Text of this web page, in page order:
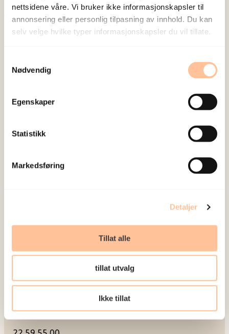
nettsidene våre. Vi bruker ikke informasjonskapsler til
annonsering eller personlig tilpasning av innhold. Du kan
selv velge hvilke typer informasjonskapsler du vil tillate.
Nødvendig
Egenskaper
Statistikk
Markedsføring
Detaljer
Tillat alle
tillat utvalg
Ikke tillat
Om oss
Publikasjoner
Seminarer og arrangementer
Besøksadresse
Gullhaugveien 1-3
Kontakt